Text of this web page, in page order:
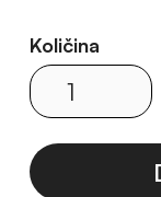
Količina